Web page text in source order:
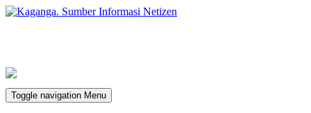
Toggle navigation Menu